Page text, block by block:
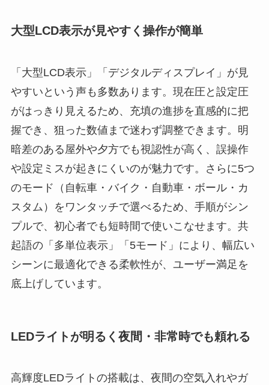
大型LCD表示が見やすく操作が簡単
「大型LCD表示」「デジタルディスプレイ」が見
やすいという声も多数あります。現在圧と設定圧
がはっきり見えるため、充填の進捗を直感的に把
握でき、狙った数値まで迷わず調整できます。明
暗差のある屋外や夕方でも視認性が高く、誤操作
や設定ミスが起きにくいのが魅力です。さらに5つ
のモード（自転車・バイク・自動車・ボール・カ
スタム）をワンタッチで選べるため、手順がシン
プルで、初心者でも短時間で使いこなせます。共
起語の「多単位表示」「5モード」により、幅広い
シーンに最適化できる柔軟性が、ユーザー満足を
底上げしています。
LEDライトが明るく夜間・非常時でも頼れる
高輝度LEDライトの搭載は、夜間の空気入れやガ